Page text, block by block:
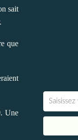
sait
que
Une